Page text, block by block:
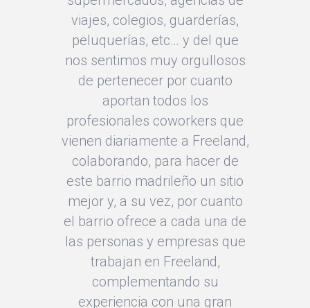
viajes, colegios, guarderías,
peluquerías, etc… y del que
nos sentimos muy orgullosos
de pertenecer por cuanto
aportan todos los
profesionales coworkers que
vienen diariamente a Freeland,
colaborando, para hacer de
este barrio madrileño un sitio
mejor y, a su vez, por cuanto
el barrio ofrece a cada una de
las personas y empresas que
trabajan en Freeland,
complementando su
experiencia con una gran